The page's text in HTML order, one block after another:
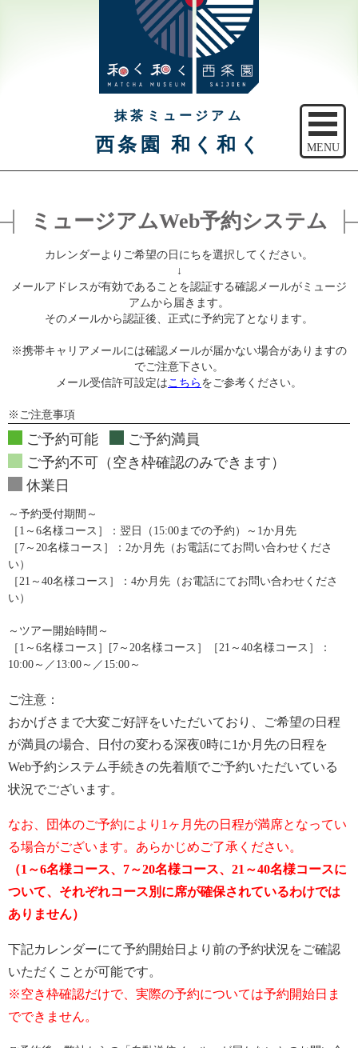
抹茶ミュージアム
西条園 和く和く MENU
ご予約
アクセス
注意事項
ミュージアムWeb予約システム
カレンダーよりご希望の日にちを選択してください。
↓
メールアドレスが有効であることを認証する確認メールがミュージ
アムから届きます。
そのメールから認証後、正式に予約完了となります。
※携帯キャリアメールには確認メールが届かない場合がありますの
でご注意下さい。
メール受信許可設定はこちら をご参考ください。
※ご注意事項
ご予約可能
ご予約満員
ご予約不可（空き枠確認のみできます）
休業日
～予約受付期間～
［1～6名様コース］：翌日（15:00までの予約）～1か月先
［7～20名様コース］：2か月先（お電話にてお問い合わせくださ
い）
［21～40名様コース］：4か月先（お電話にてお問い合わせくださ
い）
～ツアー開始時間～
［1～6名様コース］[7～20名様コース］［21～40名様コース］：
10:00～／13:00～／15:00～
ご注意：
おかげさまで大変ご好評をいただいており、ご希望の日程
が満員の場合、日付の変わる深夜0時に1か月先の日程を
Web予約システム手続きの先着順でご予約いただいている
状況でございます。
なお、団体のご予約により1ヶ月先の日程が満席となってい
る場合がございます。あらかじめご了承ください。
（1～6名様コース、7～20名様コース、21～40名様コースに
ついて、それぞれコース別に席が確保されているわけでは
ありません）
下記カレンダーにて予約開始日より前の予約状況をご確認
いただくことが可能です。
※空き枠確認だけで、実際の予約については予約開始日ま
でできません。